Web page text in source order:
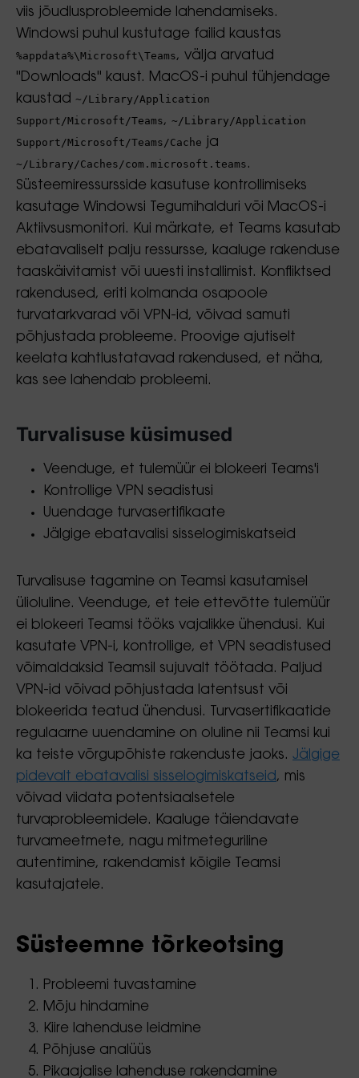
viis jõudlusprobleemide lahendamiseks.
Windowsi puhul kustutage failid kaustas
%appdata%\Microsoft\Teams, välja arvatud
"Downloads" kaust. MacOS-i puhul tühjendage
kaustad ~/Library/Application
Support/Microsoft/Teams, ~/Library/Application
Support/Microsoft/Teams/Cache ja
~/Library/Caches/com.microsoft.teams .
Süsteemiressursside kasutuse kontrollimiseks
kasutage Windowsi Tegumihalduri või MacOS-i
Aktiivsusmonitori. Kui märkate, et Teams kasutab
ebatavaliselt palju ressursse, kaaluge rakenduse
taaskäivitamist või uuesti installimist. Konfliktsed
rakendused, eriti kolmanda osapoole
turvatarkvarad või VPN-id, võivad samuti
põhjustada probleeme. Proovige ajutiselt
keelata kahtlustatavad rakendused, et näha,
kas see lahendab probleemi.
Turvalisuse küsimused
Veenduge, et tulemüür ei blokeeri Teams'i
Kontrollige VPN seadistusi
Uuendage turvasertifikaate
Jälgige ebatavalisi sisselogimiskatseid
Turvalisuse tagamine on Teamsi kasutamisel
ülioluline. Veenduge, et teie ettevõtte tulemüür
ei blokeeri Teamsi tööks vajalikke ühendusi. Kui
kasutate VPN-i, kontrollige, et VPN seadistused
võimaldaksid Teamsil sujuvalt töötada. Paljud
VPN-id võivad põhjustada latentsust või
blokeerida teatud ühendusi. Turvasertifikaatide
regulaarne uuendamine on oluline nii Teamsi kui
ka teiste võrgupõhiste rakenduste jaoks. Jälgige
pidevalt ebatavalisi sisselogimiskatseid, mis
võivad viidata potentsiaalsetele
turvaprobleemidele. Kaaluge täiendavate
turvameetmete, nagu mitmeteguriline
autentimine, rakendamist kõigile Teamsi
kasutajatele.
Süsteemne tõrkeotsing
Probleemi tuvastamine
Mõju hindamine
Kiire lahenduse leidmine
Põhjuse analüüs
Pikaajalise lahenduse rakendamine